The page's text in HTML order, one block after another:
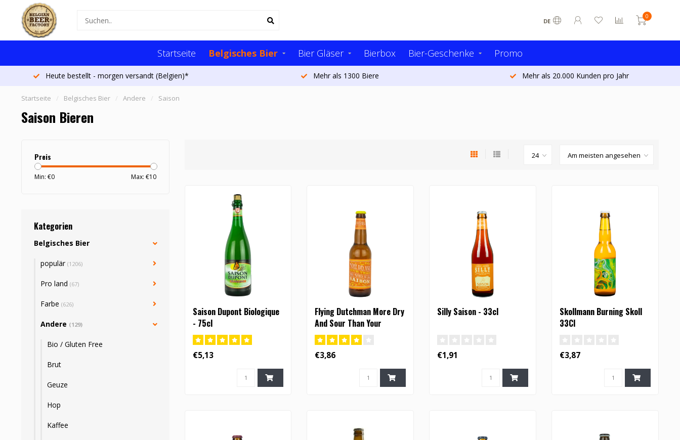
DE
0
Startseite Belgisches Bier Bier Gläser Bierbox Bier-Geschenke Promo
Heute bestellt - morgen versandt (Belgien)* Mehr als 1300 Biere Mehr als 20.000 Kunden pro Jahr
Startseite / Belgisches Bier / Andere / Saison
Saison Bieren
Preis
Min: €0 Max: €10
Kategorien
Belgisches Bier
populär (1206)
Pro land (67)
Farbe (626)
Andere (129)
Bio / Gluten Free
Brut
Geuze
Hop
Kaffee
Saison Dupont Biologique
- 75cl
€5,13
Flying Dutchman More Dry
And Sour Than Your
Mother In Law Saison -
33cl (FI)
€3,86
Silly Saison - 33cl
€1,91
Skollmann Burning Skoll
33Cl
€3,87